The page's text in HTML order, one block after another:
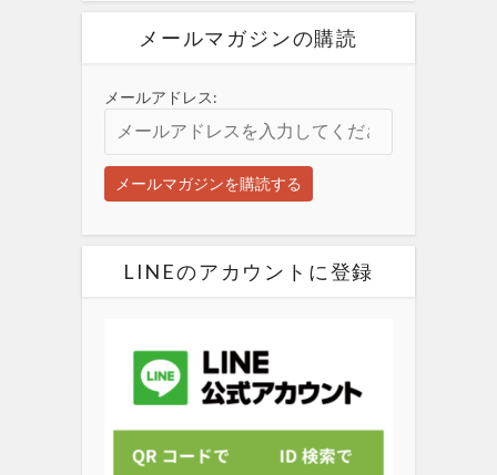
メールマガジンの購読
メールアドレス:
LINEのアカウントに登録